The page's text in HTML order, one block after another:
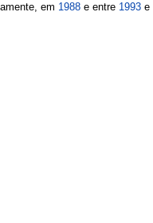
em 1988 e entre 1993 e